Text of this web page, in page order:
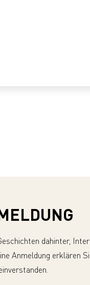
dahinter,
Anmeldung erklären